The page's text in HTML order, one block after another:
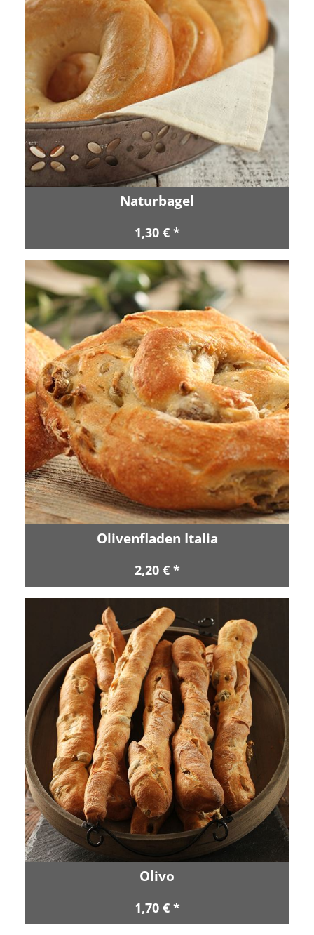
Naturbagel
1,30 € *
Olivenfladen Italia
2,20 € *
Olivo
1,70 € *